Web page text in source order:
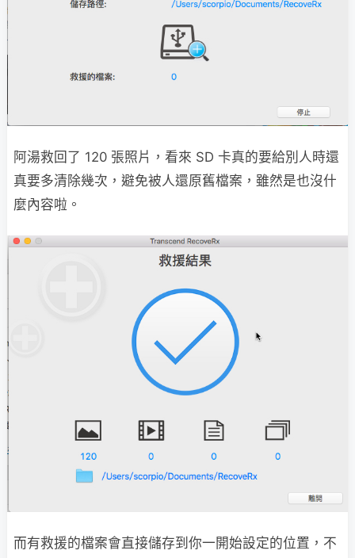
阿湯救回了 120 張照片，看來 SD 卡真的要給別人時還
真要多清除幾次，避免被人還原舊檔案，雖然是也沒什
麼內容啦。
而有救援的檔案會直接儲存到你一開始設定的位置，不